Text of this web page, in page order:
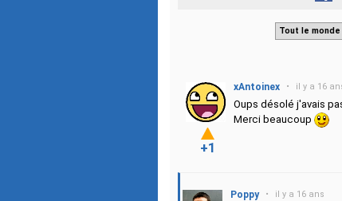
Tout le monde
xAntoinex • il y a 16
Oups désolé j'avais
Merci beaucoup
+1
Poppy • il y a 16 ans